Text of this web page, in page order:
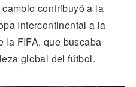
contribuyó a la
Intercontinental a la
la FIFA, que buscaba
global del fútbol.